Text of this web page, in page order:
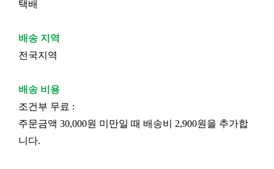
택배
배송 지역
전국지역
배송 비용
조건부 무료 :
주문금액 30,000원 미만일 때 배송비 2,900원을 추가합
니다.